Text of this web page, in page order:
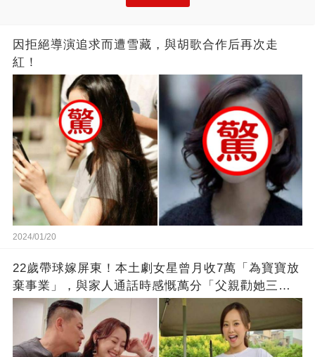
因拒絕導演追求而遭雪藏，與胡歌合作后再次走
紅！
2024/01/20
22歲帶球嫁屏東！本土劇女星曾月收7萬「為寶寶放
棄事業」，與家人通話時感慨萬分「父親勸她三
思」：只有過一次眼淚